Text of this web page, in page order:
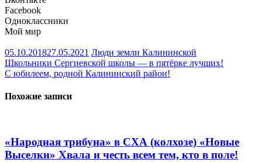
Facebook
Одноклассники
Мой мир
05.10.201827.05.2021 Люди земли Калининской
Навигация
по
записям
Школьники Сергиевской школы — в пятёрке лучших!
С юбилеем, родной Калининский район!
Похожие записи
«Народная трибуна» в СХА (колхозе) «Новые
Выселки» Хвала и честь всем тем, кто в поле!